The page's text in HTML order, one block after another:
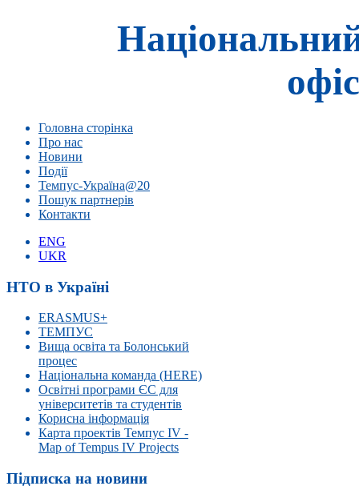
Головна сторінка
Про нас
Новини
Події
Темпус-Україна@20
Пошук партнерів
Контакти
ENG
UKR
НТО в Україні
ERASMUS+
ТЕМПУС
Вища освіта та Болонський
процес
Національна команда (HERE)
Освітні програми ЄС для
університетів та студентів
Корисна інформація
Карта проектів Темпус IV -
Map of Tempus IV Projects
Підписка на новини